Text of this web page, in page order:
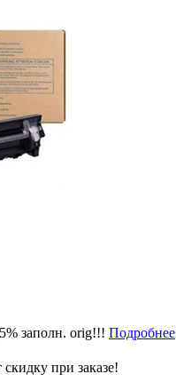
заполн. orig!!! Подробнее
скидку при заказе!